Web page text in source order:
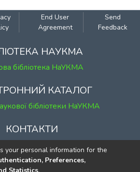
End User
Agreement
Send
Feedback
НАУКМА
бібліотека НаУКМА
КАТАЛОГ
бібліотеки НаУКМА
КОНТАКТИ
Григорія Сковороди, 2
к. 1, к. 120
your personal information for the
Preferences,